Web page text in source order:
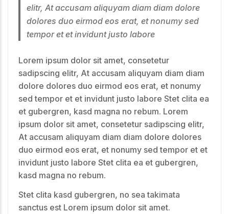
elitr, At accusam aliquyam diam diam dolore
dolores duo eirmod eos erat, et nonumy sed
tempor et et invidunt justo labore
Lorem ipsum dolor sit amet, consetetur
sadipscing elitr, At accusam aliquyam diam diam
dolore dolores duo eirmod eos erat, et nonumy
sed tempor et et invidunt justo labore Stet clita ea
et gubergren, kasd magna no rebum. Lorem
ipsum dolor sit amet, consetetur sadipscing elitr,
At accusam aliquyam diam diam dolore dolores
duo eirmod eos erat, et nonumy sed tempor et et
invidunt justo labore Stet clita ea et gubergren,
kasd magna no rebum.
Stet clita kasd gubergren, no sea takimata
sanctus est Lorem ipsum dolor sit amet.